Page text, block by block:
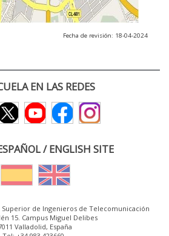
Fecha de revisión: 18-04-2024
EN LAS REDES
/ ENGLISH SITE
Superior de Ingenieros de Telecomunicación
15. Campus Miguel Delibes
Valladolid, España